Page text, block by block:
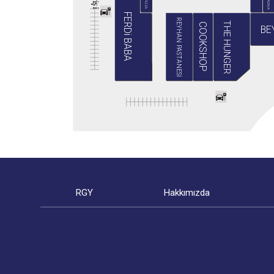
i
ş
i
COOKSHOP
FERDi BABA REYHAN PASTANESİ THE HUNGER
RGY Hakkımızda